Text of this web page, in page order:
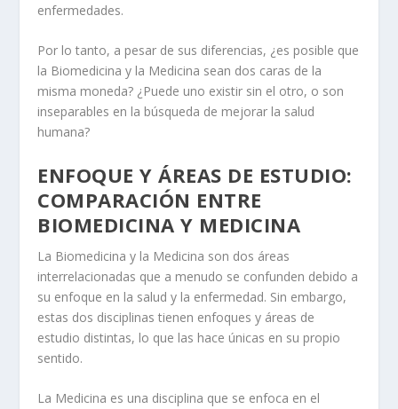
enfermedades.
Por lo tanto, a pesar de sus diferencias, ¿es posible que
la Biomedicina y la Medicina sean dos caras de la
misma moneda? ¿Puede uno existir sin el otro, o son
inseparables en la búsqueda de mejorar la salud
humana?
ENFOQUE Y ÁREAS DE ESTUDIO:
COMPARACIÓN ENTRE
BIOMEDICINA Y MEDICINA
La Biomedicina y la Medicina son dos áreas
interrelacionadas que a menudo se confunden debido a
su enfoque en la salud y la enfermedad. Sin embargo,
estas dos disciplinas tienen enfoques y áreas de
estudio distintas, lo que las hace únicas en su propio
sentido.
La Medicina es una disciplina que se enfoca en el